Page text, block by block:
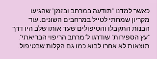
כאשר למדנו "תודעה במרחב ובזמן" שהגיעו
מקריון שמחתי לטייל במרחבים השונים. עוד
הבנות התקבלו והטיפולים שעד אותו שלב היו דרך
"עץ הספירות" שודרגו ל"מרחב הריפוי הבריאתי".
תוצאות לא אחרו לבוא כמו גם הקלות שבטיפול.